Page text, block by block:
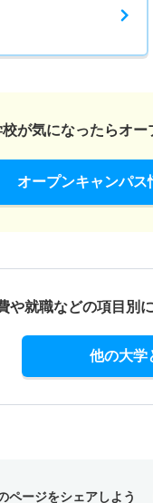
学療法学専攻 一般 ニ Ⅲ期
1.80倍
校が気になったらオー
オープンキャンパス
や就職などの項目別に
他の大学
ページをシェアしよう